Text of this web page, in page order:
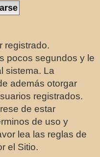
registrado.
pocos segundos y le
sistema. La
además otorgar
registrados.
de estar
de uso y
lea las reglas de
el Sitio.